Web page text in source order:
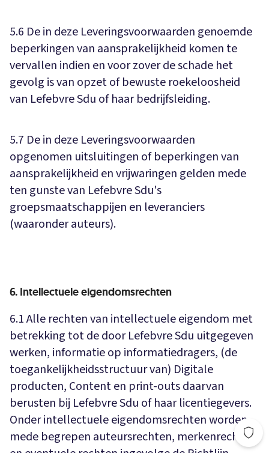
5.6 De in deze Leveringsvoorwaarden genoemde
beperkingen van aansprakelijkheid komen te
vervallen indien en voor zover de schade het
gevolg is van opzet of bewuste roekeloosheid
van Lefebvre Sdu of haar bedrijfsleiding.
5.7 De in deze Leveringsvoorwaarden
opgenomen uitsluitingen of beperkingen van
aansprakelijkheid en vrijwaringen gelden mede
ten gunste van Lefebvre Sdu's
groepsmaatschappijen en leveranciers
(waaronder auteurs).
6. Intellectuele eigendomsrechten
6.1 Alle rechten van intellectuele eigendom met
betrekking tot de door Lefebvre Sdu uitgegeven
werken, informatie op informatiedragers, (de
toegankelijkheidsstructuur van) Digitale
producten, Content en print-outs daarvan
berusten bij Lefebvre Sdu of haar licentiegevers.
Onder intellectuele eigendomsrechten worden
mede begrepen auteursrechten, merkenrechten